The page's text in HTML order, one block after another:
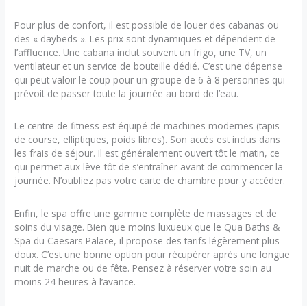
Pour plus de confort, il est possible de louer des cabanas ou
des « daybeds ». Les prix sont dynamiques et dépendent de
l’affluence. Une cabana inclut souvent un frigo, une TV, un
ventilateur et un service de bouteille dédié. C’est une dépense
qui peut valoir le coup pour un groupe de 6 à 8 personnes qui
prévoit de passer toute la journée au bord de l’eau.
Le centre de fitness est équipé de machines modernes (tapis
de course, elliptiques, poids libres). Son accès est inclus dans
les frais de séjour. Il est généralement ouvert tôt le matin, ce
qui permet aux lève-tôt de s’entraîner avant de commencer la
journée. N’oubliez pas votre carte de chambre pour y accéder.
Enfin, le spa offre une gamme complète de massages et de
soins du visage. Bien que moins luxueux que le Qua Baths &
Spa du Caesars Palace, il propose des tarifs légèrement plus
doux. C’est une bonne option pour récupérer après une longue
nuit de marche ou de fête. Pensez à réserver votre soin au
moins 24 heures à l’avance.